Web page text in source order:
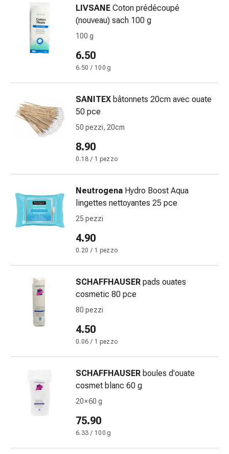
Medicazioni
Bende,
accessori
Medicazioni
tubolari
Materiali
di
medicazione
Ustioni
scottature
per
il
cambio
della
medicazione
Medicazioni
adesive
Trattamento
ferite
Spray
adesivi
chiusura
delle
ferite
LIVSANE Coton prédécoupé
(nouveau) sach 100 g
100 g
6.50
6.50 / 100 g
SANITEX bâtonnets 20cm avec ouate
50 pce
50 pezzi, 20cm
8.90
0.18 / 1 pezzo
Neutrogena Hydro Boost Aqua
lingettes nettoyantes 25 pce
25 pezzi
4.90
0.20 / 1 pezzo
SCHAFFHAUSER pads ouates
cosmetic 80 pce
80 pezzi
4.50
0.06 / 1 pezzo
SCHAFFHAUSER boules d'ouate
cosmet blanc 60 g
20 × 60 g
75.90
6.33 / 100 g